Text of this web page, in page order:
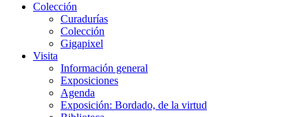
Colección
Curadurías
Colección
Gigapixel
Visita
Información general
Exposiciones
Agenda
Exposición: Bordado, de la virtud